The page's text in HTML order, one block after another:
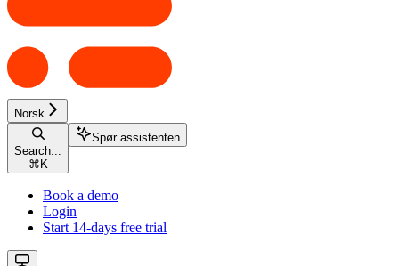
Norsk
Search...
⌘ K
Spør assistenten
Book a demo
Login
Start 14-days free trial